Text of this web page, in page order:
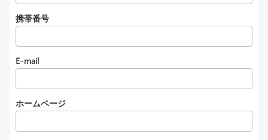
携帯番号
E-mail
ホームページ